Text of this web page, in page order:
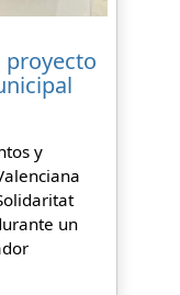
proyecto
y
un